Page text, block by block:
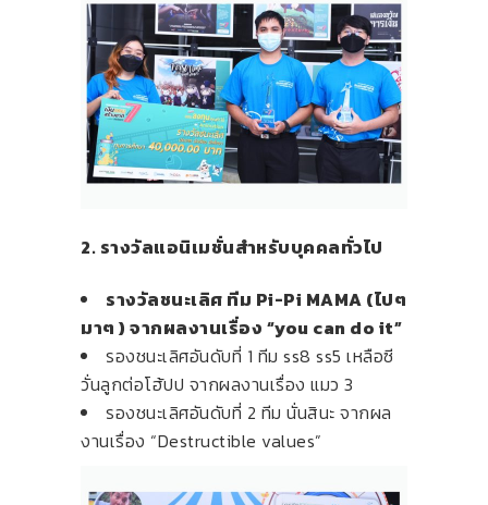
2. รางวัลแอนิเมชั่นสำหรับบุคคลทั่วไป
รางวัลชนะเลิศ ทีม Pi-Pi MAMA (ไปๆ
มาๆ ) จากผลงานเรื่อง “you can do it”
รองชนะเลิศอันดับที่ 1 ทีม ss8 ss5 เหลือซี
วั่นลูกต่อโฮ้ปป จากผลงานเรื่อง แมว 3
รองชนะเลิศอันดับที่ 2 ทีม นั่นสินะ จากผล
งานเรื่อง “Destructible values”